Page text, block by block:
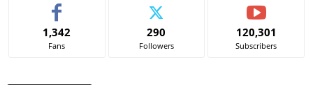
1,342
Fans
290
Followers
120,301
Subscribers